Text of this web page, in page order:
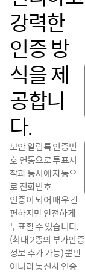
강력한
인증 방
식을 제
공합니
다.
보안 알림톡 인증번
호 연동으로 투표시
작과 동시에 자동으
로 전화번호
인증이 되어 매우 간
편하지만 안전하게
투표할 수 있습니다.
(최대 2종의 부가인증
정보 추가 가능) 뿐만
아니라 통신사 인증